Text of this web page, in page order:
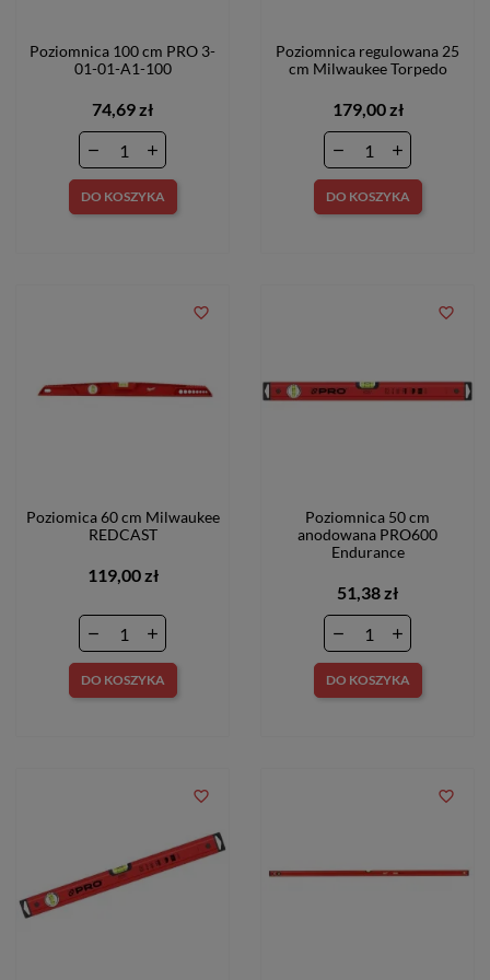
Poziomnica 100 cm PRO 3-
01-01-A1-100
74,69 zł
DO KOSZYKA
Poziomnica regulowana 25
cm Milwaukee Torpedo
179,00 zł
DO KOSZYKA
Poziomica 60 cm Milwaukee
REDCAST
119,00 zł
DO KOSZYKA
favorite_border
Poziomnica 50 cm
anodowana PRO600
Endurance
51,38 zł
DO KOSZYKA
favorite_border
favorite_border favorite_border